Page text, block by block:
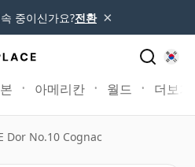
중이신가요?전환 ×
아메리칸 월드 더보기
Dor No.10 Cognac